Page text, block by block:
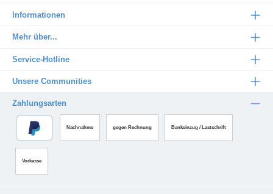
Informationen
Mehr über...
Service-Hotline
Unsere Communities
Zahlungsarten
Nachnahme gegen Rechnung Bankeinzug / Lastschrift
Vorkasse